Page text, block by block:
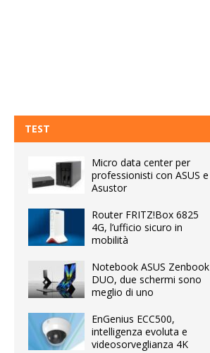
TEST
Micro data center per
professionisti con ASUS e
Asustor
Router FRITZ!Box 6825
4G, l’ufficio sicuro in
mobilità
Notebook ASUS Zenbook
DUO, due schermi sono
meglio di uno
EnGenius ECC500,
intelligenza evoluta e
videosorveglianza 4K